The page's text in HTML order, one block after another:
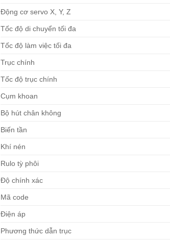
Động cơ servo X, Y, Z
Tốc độ di chuyển tối đa
Tốc độ làm việc tối đa
Trục chính
Tốc độ trục chính
Cụm khoan
Bộ hút chân không
Biến tần
Khí nén
Rulo tỳ phôi
Độ chính xác
Mã code
Điện áp
Phương thức dẫn trục